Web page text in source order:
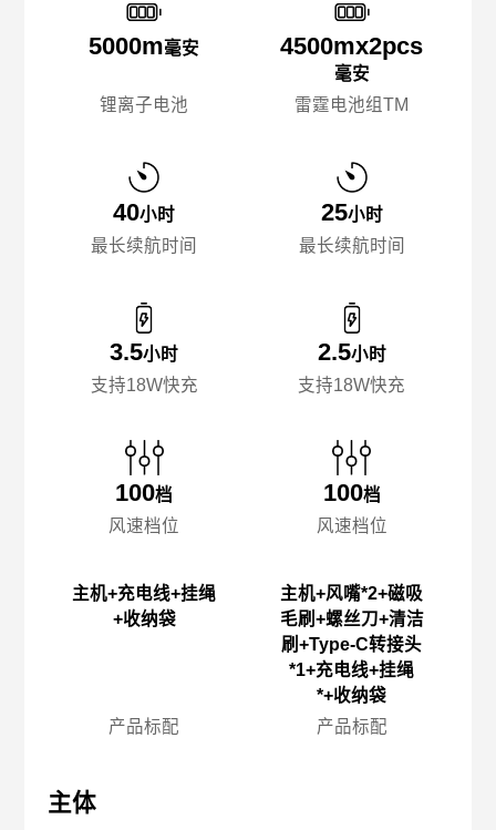
5000m毫安
锂离子电池
40小时
最长续航时间
3.5小时
支持18W快充
100档
风速档位
主机+充电线+挂绳
+收纳袋
产品标配
主体
4500mx️2pcs
毫安
雷霆电池组TM
25小时
最长续航时间
2.5小时
支持18W快充
100档
风速档位
主机+风嘴*2+磁吸
毛刷+螺丝刀+清洁
刷+Type-C转接头
*1+充电线+挂绳
*+收纳袋
产品标配